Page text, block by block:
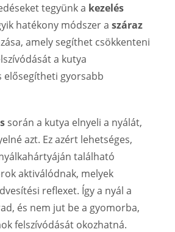
tegyünk a kezelés
hatékony módszer a száraz
amely segíthet csökkenteni
a kutya
elősegítheti gyorsabb
során a kutya elnyeli a nyálát,
azt. Ez azért lehetséges,
található
aktiválódnak, melyek
reflexet. Így a nyál a
és nem jut be a gyomorba,
felszívódását okozhatná.